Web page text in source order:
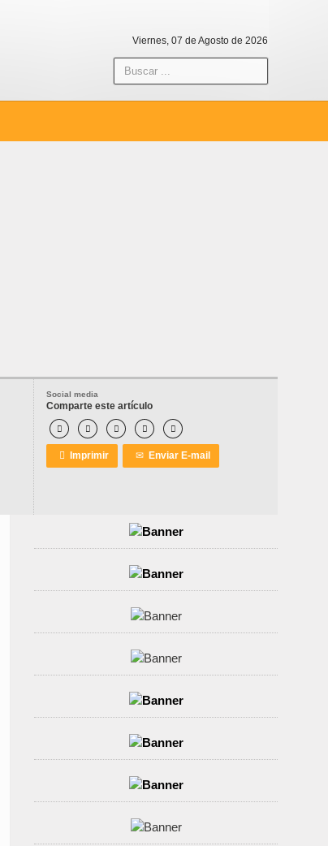
Viernes, 07 de Agosto de 2026
Social media
Comparte este artículo
    
 Imprimir ✉ Enviar E-mail